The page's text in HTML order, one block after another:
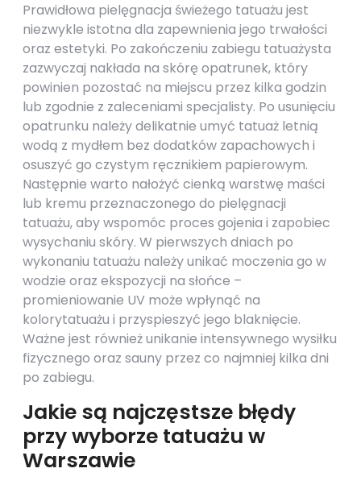
Prawidłowa pielęgnacja świeżego tatuażu jest
niezwykle istotna dla zapewnienia jego trwałości
oraz estetyki. Po zakończeniu zabiegu tatuażysta
zazwyczaj nakłada na skórę opatrunek, który
powinien pozostać na miejscu przez kilka godzin
lub zgodnie z zaleceniami specjalisty. Po usunięciu
opatrunku należy delikatnie umyć tatuaż letnią
wodą z mydłem bez dodatków zapachowych i
osuszyć go czystym ręcznikiem papierowym.
Następnie warto nałożyć cienką warstwę maści
lub kremu przeznaczonego do pielęgnacji
tatuażu, aby wspomóc proces gojenia i zapobiec
wysychaniu skóry. W pierwszych dniach po
wykonaniu tatuażu należy unikać moczenia go w
wodzie oraz ekspozycji na słońce –
promieniowanie UV może wpłynąć na
kolorytatuażu i przyspieszyć jego blaknięcie.
Ważne jest również unikanie intensywnego wysiłku
fizycznego oraz sauny przez co najmniej kilka dni
po zabiegu.
Jakie są najczęstsze błędy
przy wyborze tatuażu w
Warszawie